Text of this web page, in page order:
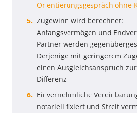
Orientierungsgespräch ohne
Zugewinn wird berechnet:
Anfangsvermögen und
Partner werden
Derjenige mit geringerem
einen Ausgleichsanspruch
Differenz
Einvernehmliche
notariell fixiert und Streit